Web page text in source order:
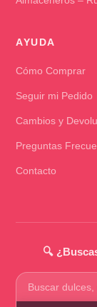
AYUDA
Cómo Comprar
Seguir mi Pedido
Cambios y
Preguntas
Contacto
🔍
Buscar
productos